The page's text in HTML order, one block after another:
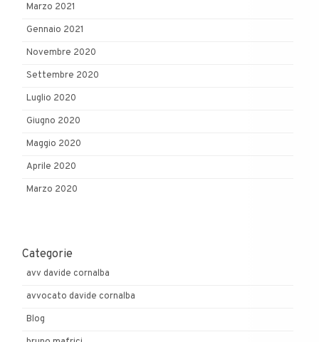
Marzo 2021
Gennaio 2021
Novembre 2020
Settembre 2020
Luglio 2020
Giugno 2020
Maggio 2020
Aprile 2020
Marzo 2020
Categorie
avv davide cornalba
avvocato davide cornalba
Blog